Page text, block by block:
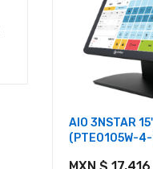
AIO 3NSTAR
(PTE0105W-